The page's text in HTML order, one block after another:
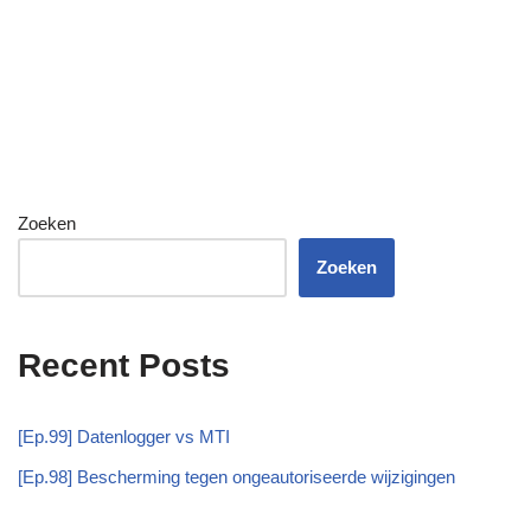
Zoeken
Zoeken
Recent Posts
[Ep.99] Datenlogger vs MTI
[Ep.98] Bescherming tegen ongeautoriseerde wijzigingen